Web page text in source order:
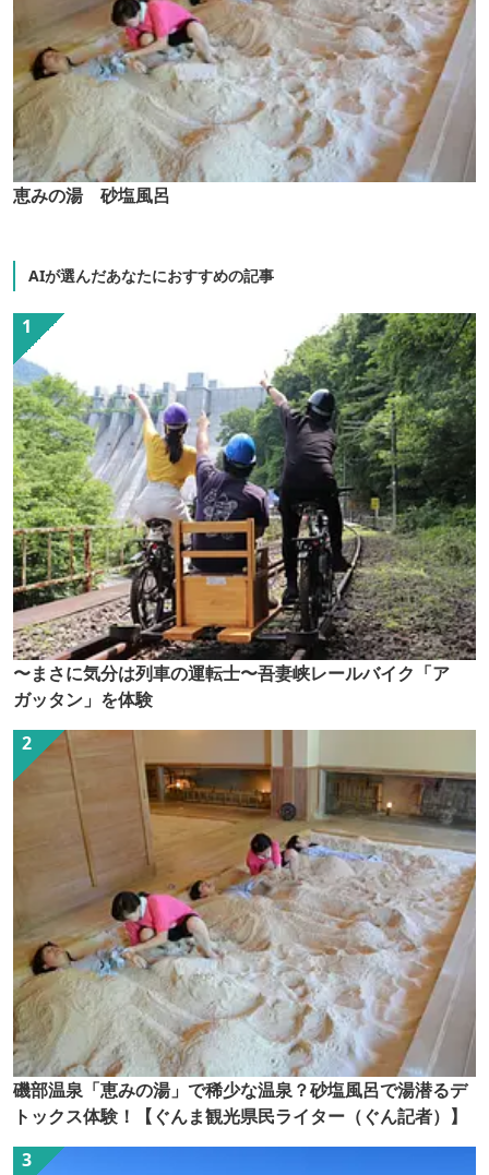
恵みの湯 砂塩風呂
AIが選んだあなたにおすすめの記事
〜まさに気分は列車の運転士〜吾妻峡レールバイク「ア
ガッタン」を体験
磯部温泉「恵みの湯」で稀少な温泉？砂塩風呂で湯潜るデ
トックス体験！【ぐんま観光県民ライター（ぐん記者）】